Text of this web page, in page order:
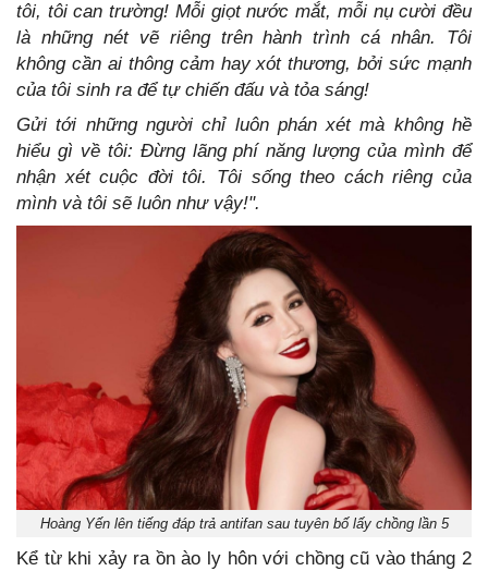
tôi, tôi can trường! Mỗi giọt nước mắt, mỗi nụ cười đều
là những nét vẽ riêng trên hành trình cá nhân. Tôi
không cần ai thông cảm hay xót thương, bởi sức mạnh
của tôi sinh ra để tự chiến đấu và tỏa sáng!
Gửi tới những người chỉ luôn phán xét mà không hề
hiểu gì về tôi: Đừng lãng phí năng lượng của mình để
nhận xét cuộc đời tôi. Tôi sống theo cách riêng của
mình và tôi sẽ luôn như vậy!".
Hoàng Yến lên tiếng đáp trả antifan sau tuyên bố lấy chồng lần 5
Kể từ khi xảy ra ồn ào ly hôn với chồng cũ vào tháng 2